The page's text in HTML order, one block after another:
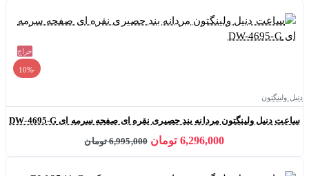
حراج
-10%
دنیل ولینگتون
ساعت دنیل ولینگتون مردانه بند حصیری نقره ای صفحه سرمه ای DW-4695-G
6,296,000 تومان 6,995,000 تومان